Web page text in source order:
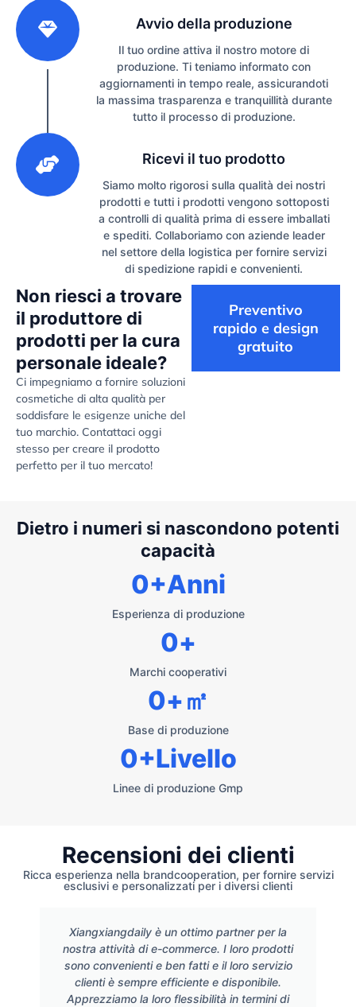
Avvio della produzione
Il tuo ordine attiva il nostro motore di
produzione. Ti teniamo informato con
aggiornamenti in tempo reale, assicurandoti
la massima trasparenza e tranquillità durante
tutto il processo di produzione.
Ricevi il tuo prodotto
Siamo molto rigorosi sulla qualità dei nostri
prodotti e tutti i prodotti vengono sottoposti
a controlli di qualità prima di essere imballati
e spediti. Collaboriamo con aziende leader
nel settore della logistica per fornire servizi
di spedizione rapidi e convenienti.
Non riesci a trovare
il produttore di
prodotti per la cura
personale ideale?
Ci impegniamo a fornire soluzioni
cosmetiche di alta qualità per
soddisfare le esigenze uniche del
tuo marchio. Contattaci oggi
stesso per creare il prodotto
perfetto per il tuo mercato!
Preventivo
rapido e design
gratuito
Dietro i numeri si nascondono potenti
capacità
Esperienza di produzione
0+Anni
Marchi cooperativi
0+
Base di produzione
0+㎡
Linee di produzione Gmp
0+Livello
Recensioni dei clienti
Ricca esperienza nella brandcooperation, per fornire servizi
esclusivi e personalizzati per i diversi clienti
Xiangxiangdaily è un ottimo partner per la
nostra attività di e-commerce. I loro prodotti
sono convenienti e ben fatti e il loro servizio
clienti è sempre efficiente e disponibile.
Apprezziamo la loro flessibilità in termini di